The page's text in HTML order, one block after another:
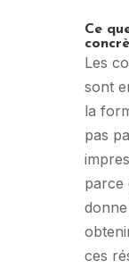
Ce
Les
sont
la
pas
parce
ces